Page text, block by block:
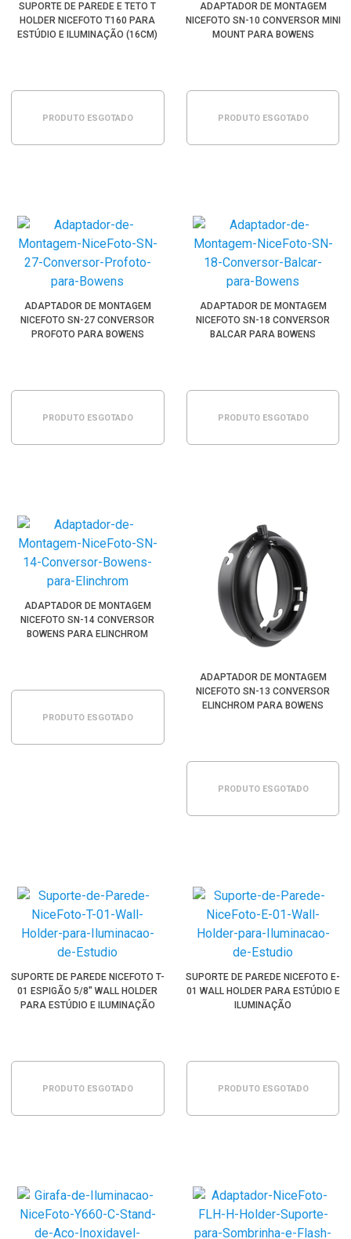
SUPORTE DE PAREDE E TETO T
HOLDER NICEFOTO T160 PARA
ESTÚDIO E ILUMINAÇÃO (16CM)
PRODUTO ESGOTADO
ADAPTADOR DE MONTAGEM
NICEFOTO SN-10 CONVERSOR MINI
MOUNT PARA BOWENS
PRODUTO ESGOTADO
ADAPTADOR DE MONTAGEM
NICEFOTO SN-27 CONVERSOR
PROFOTO PARA BOWENS
PRODUTO ESGOTADO
ADAPTADOR DE MONTAGEM
NICEFOTO SN-18 CONVERSOR
BALCAR PARA BOWENS
PRODUTO ESGOTADO
ADAPTADOR DE MONTAGEM
NICEFOTO SN-14 CONVERSOR
BOWENS PARA ELINCHROM
PRODUTO ESGOTADO
ADAPTADOR DE MONTAGEM
NICEFOTO SN-13 CONVERSOR
ELINCHROM PARA BOWENS
PRODUTO ESGOTADO
SUPORTE DE PAREDE NICEFOTO T-
01 ESPIGÃO 5/8" WALL HOLDER
PARA ESTÚDIO E ILUMINAÇÃO
PRODUTO ESGOTADO
SUPORTE DE PAREDE NICEFOTO E-
01 WALL HOLDER PARA ESTÚDIO E
ILUMINAÇÃO
PRODUTO ESGOTADO